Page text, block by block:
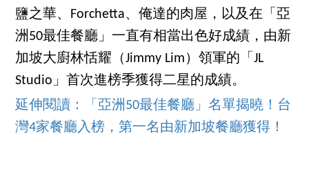
鹽之華、Forchetta、俺達的肉屋，以及在「亞
洲50最佳餐廳」一直有相當出色好成績，由新
加坡大廚林恬耀（Jimmy Lim）領軍的「JL
Studio」首次進榜季獲得二星的成績。
延伸閱讀：「亞洲50最佳餐廳」名單揭曉！台
灣4家餐廳入榜，第一名由新加坡餐廳獲得！